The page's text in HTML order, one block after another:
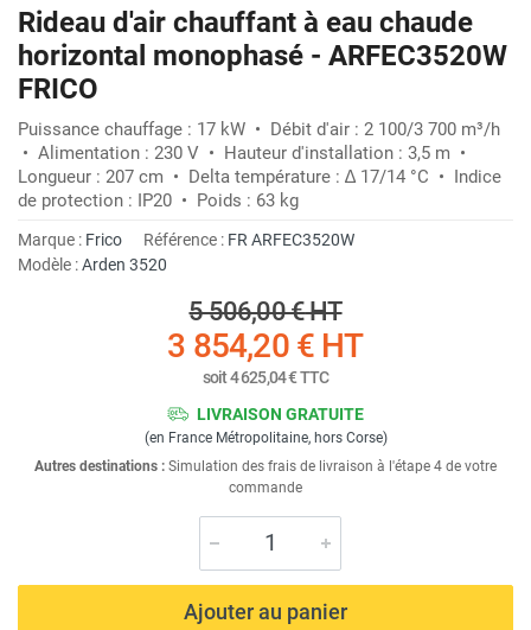
Rideau d'air chauffant à eau chaude
horizontal monophasé - ARFEC3520W
FRICO
Puissance chauffage : 17 kW • Débit d'air : 2 100/3 700 m³/h
• Alimentation : 230 V • Hauteur d'installation : 3,5 m •
Longueur : 207 cm • Delta température : ∆ 17/14 °C • Indice
de protection : IP20 • Poids : 63 kg
Marque : Frico Référence : FR ARFEC3520W
Modèle :Arden 3520
5 506,00 €HT
3 854,20 € HT
soit4 625,04 €TTC
LIVRAISON GRATUITE
(en France Métropolitaine, hors Corse)
Autres destinations : Simulation des frais de livraison à l'étape 4 de votre
commande
Ajouter au panier